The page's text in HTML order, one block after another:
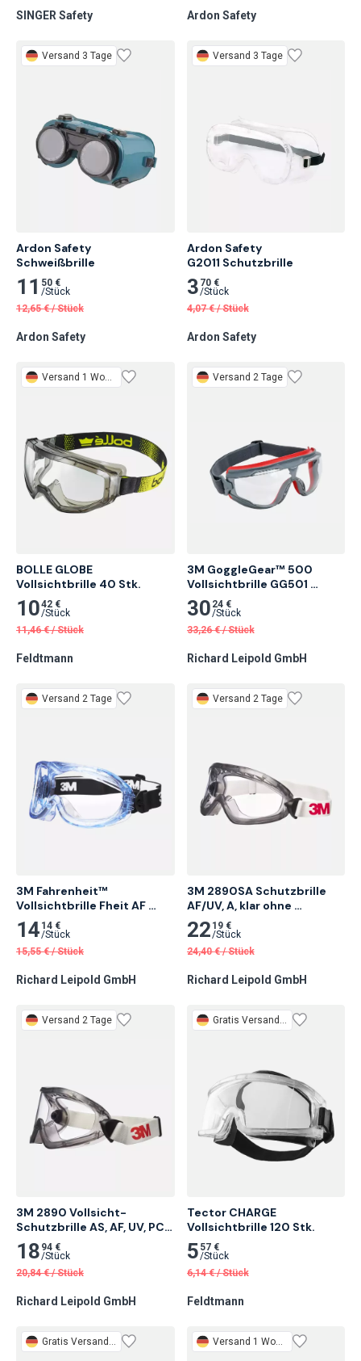
SINGER Safety Ardon Safety
Versand 3 Tage
Ardon Safety
Schweißbrille
11 50 €
/Stück
12,65 € /Stück
Ardon Safety
Versand 3 Tage
Ardon Safety
G2011 Schutzbrille
3 70 €
/Stück
4,07 € /Stück
Ardon Safety
BOLLE GLOBE
Vollsichtbrille 40 Stk.
1042 €
/Stück
11,46 € /Stück
Feldtmann
Versand 2 Tage
3M GoggleGear™ 500
Vollsichtbrille GG501
Scotchgard™ -
Antibeschlag-/Antikratz-
Beschichtung K&N 1 Stk.
30 24 €
/Stück
33,26 € /Stück
Richard Leipold GmbH
Versand 2 Tage
3M Fahrenheit™
Vollsichtbrille Fheit AF
indirekte Belüftung
Antikratz-/Antibeschlag-
Besch 1 Stk.
14 14 €
/Stück
15,55 € /Stück
Richard Leipold GmbH
Versand 2 Tage
3M 2890SA Schutzbrille
AF/UV, A, klar ohne
Belüftungsschlitze
gasdicht 1 Stk.
22 19 €
/Stück
24,40 € /Stück
Richard Leipold GmbH
Versand 2 Tage
3M 2890 Vollsicht-
Schutzbrille AS, AF, UV, PC,
klar 1 Stk.
18 94 €
/Stück
20,84 € /Stück
Richard Leipold GmbH
Gratis Versand 1 Woche
Tector CHARGE
Vollsichtbrille 120 Stk.
5 57 €
/Stück
6,14 € /Stück
Feldtmann
Gratis Versand 1 Woche Versand 1 Woche